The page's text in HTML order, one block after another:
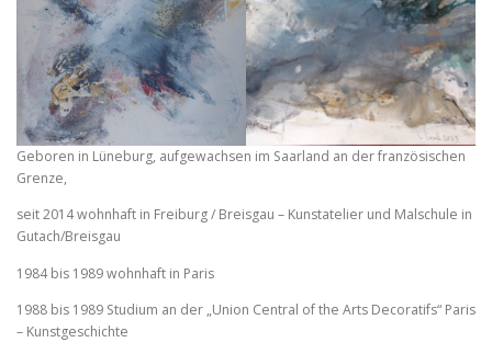
Geboren in Lüneburg, aufgewachsen im Saarland an der französischen
Grenze,
seit 2014 wohnhaft in Freiburg / Breisgau – Kunstatelier und Malschule in
Gutach/Breisgau
1984 bis 1989 wohnhaft in Paris
1988 bis 1989 Studium an der „Union Central of the Arts Decoratifs“ Paris
– Kunstgeschichte